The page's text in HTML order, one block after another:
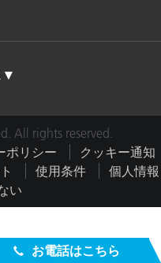
All rights reserved.
ポリシー
クッキー通知
使用条件
個人情報
い
お電話はこちら